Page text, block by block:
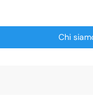
Chi